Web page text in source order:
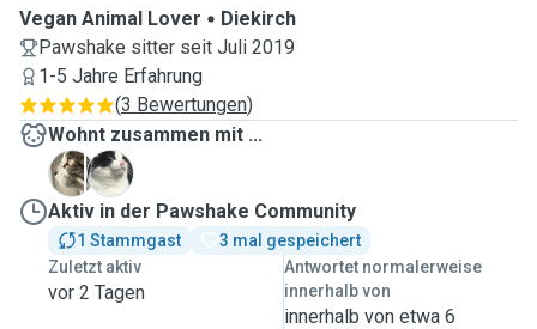
Vegan Animal Lover
Diekirch
Pawshake sitter seit Juli 2019
1-5 Jahre Erfahrung
(3 Bewertungen)
Wohnt zusammen mit ...
N
N
Aktiv in der Pawshake Community
1 Stammgast
3 mal gespeichert
Zuletzt aktiv
vor 2 Tagen
Antwortet normalerweise
innerhalb von
innerhalb von etwa 6